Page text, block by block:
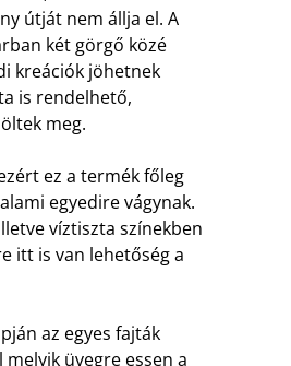
útját nem állja el. A
két görgő közé
kreációk jöhetnek
is rendelhető,
meg.
ez a termék főleg
egyedire vágynak.
víztiszta színekben
itt is van lehetőség a
az egyes fajták
üvegre essen a